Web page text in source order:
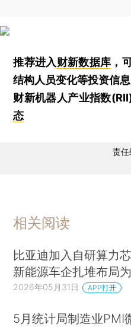
推荐进入财新数据库 ，
结构人员变化等投资信息
财新机器人产业指数
态
责
相关阅读
比亚迪加入自研算力
新能源车企扎堆布局
2026年05月31日 APP打开
5月统计局制造业PMI